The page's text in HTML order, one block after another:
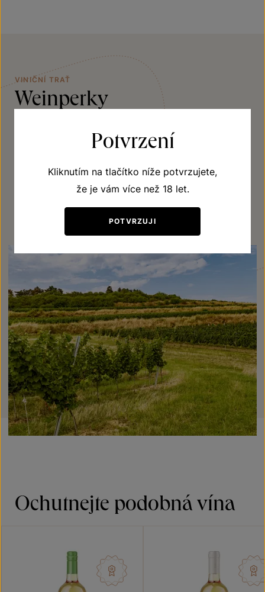
VINIČNÍ TRAŤ
Weinperky
Zdejší geologické podloží vytváří skvělé podmínky
pro odrůdy jako je Müller Thurgau, Veltlínské zelené,
Ochutnejte podobná vína
Potvrzení
Kliknutím na tlačítko níže potvrzujete,
že je vám více než 18 let.
POTVRZUJI